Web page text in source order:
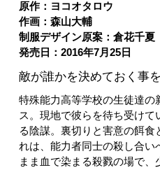
原作：ヨコオタロウ
作画：森山大輔
制服デザイン原案：倉花千夏
発売日：2016年7月25日
敵が誰かを決めておく事
特殊能力高等学校の生徒達の
ス。現地で彼らを待ち受け
る陰謀。裏切りと害意の餌食
れは、能力者同士の殺し合
まま血で染まる殺戮の場で